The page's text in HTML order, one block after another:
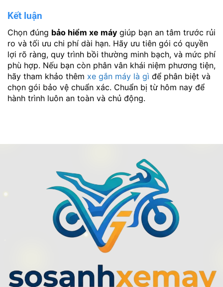
Kết luận
Chọn đúng bảo hiểm xe máy giúp bạn an tâm trước rủi
ro và tối ưu chi phí dài hạn. Hãy ưu tiên gói có quyền
lợi rõ ràng, quy trình bồi thường minh bạch, và mức phí
phù hợp. Nếu bạn còn phân vân khái niệm phương tiện,
hãy tham khảo thêm xe gắn máy là gì để phân biệt và
chọn gói bảo vệ chuẩn xác. Chuẩn bị từ hôm nay để
hành trình luôn an toàn và chủ động.